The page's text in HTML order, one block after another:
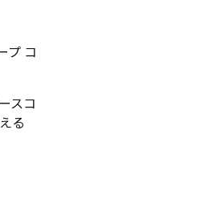
プ コ
スコ
る